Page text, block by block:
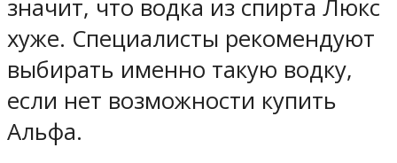
значит, что водка из спирта Люкс
хуже. Специалисты рекомендуют
выбирать именно такую водку,
если нет возможности купить
Альфа.